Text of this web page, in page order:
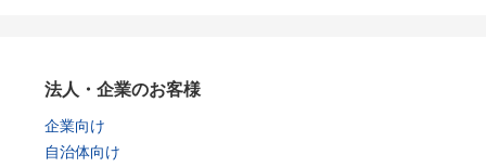
法人・企業のお客様
企業向け
自治体向け